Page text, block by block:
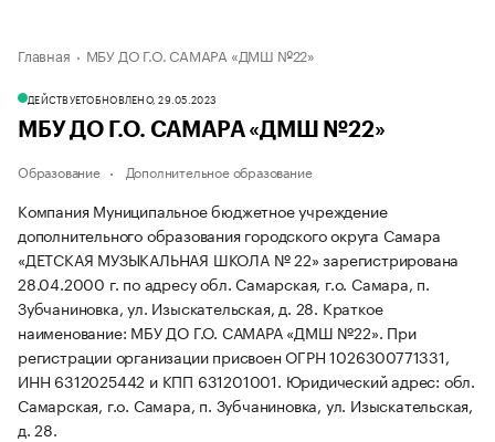
Главная МБУ ДО Г.О. САМАРА «ДМШ №22»
ДЕЙСТВУЕТОБНОВЛЕНО, 29.05.2023
МБУ ДО Г.О. САМАРА «ДМШ №22»
Образование Дополнительное образование
Компания Муниципальное бюджетное учреждение
дополнительного образования городского округа Самара
«ДЕТСКАЯ МУЗЫКАЛЬНАЯ ШКОЛА № 22» зарегистрирована
28.04.2000 г. по адресу обл. Самарская, г.о. Самара, п.
Зубчаниновка, ул. Изыскательская, д. 28. Краткое
наименование: МБУ ДО Г.О. САМАРА «ДМШ №22». При
регистрации организации присвоен ОГРН 1026300771331,
ИНН 6312025442 и КПП 631201001. Юридический адрес: обл.
Самарская, г.о. Самара, п. Зубчаниновка, ул. Изыскательская,
д. 28.